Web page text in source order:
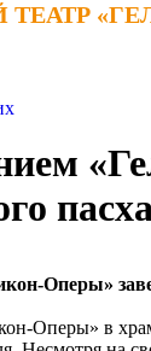
Оперы»
Оперы» в